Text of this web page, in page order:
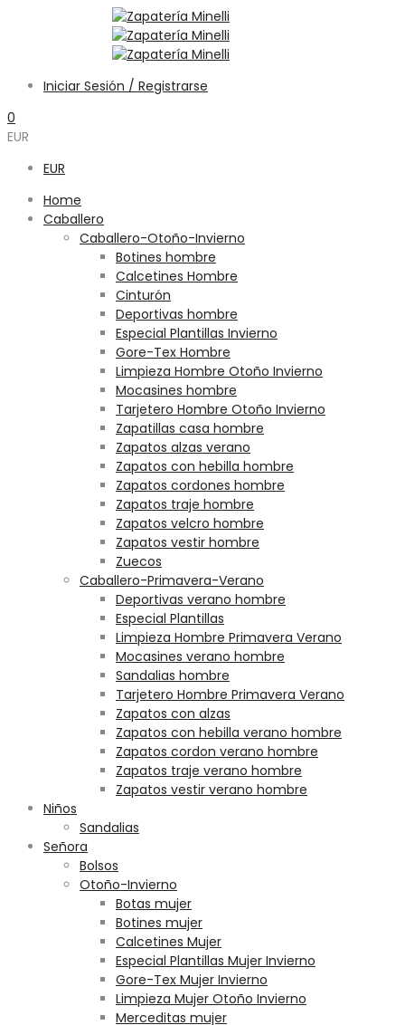
Iniciar Sesión / Registrarse
0
EUR
EUR
Home
Caballero
Caballero-Otoño-Invierno
Botines hombre
Calcetines Hombre
Cinturón
Deportivas hombre
Especial Plantillas Invierno
Gore-Tex Hombre
Limpieza Hombre Otoño Invierno
Mocasines hombre
Tarjetero Hombre Otoño Invierno
Zapatillas casa hombre
Zapatos alzas verano
Zapatos con hebilla hombre
Zapatos cordones hombre
Zapatos traje hombre
Zapatos velcro hombre
Zapatos vestir hombre
Zuecos
Caballero-Primavera-Verano
Deportivas verano hombre
Especial Plantillas
Limpieza Hombre Primavera Verano
Mocasines verano hombre
Sandalias hombre
Tarjetero Hombre Primavera Verano
Zapatos con alzas
Zapatos con hebilla verano hombre
Zapatos cordon verano hombre
Zapatos traje verano hombre
Zapatos vestir verano hombre
Niños
Sandalias
Señora
Bolsos
Otoño-Invierno
Botas mujer
Botines mujer
Calcetines Mujer
Especial Plantillas Mujer Invierno
Gore-Tex Mujer Invierno
Limpieza Mujer Otoño Invierno
Merceditas mujer